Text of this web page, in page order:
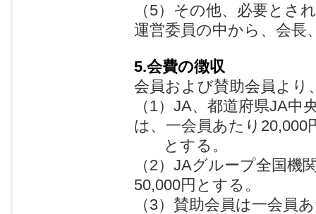
（5）その他、必要とさ
運営委員の中から、会長
5.会費の徴収
会員および賛助会員より
（1）JA、都道府県JA
は、一会員あたり20,000
とする。
（2）JAグループ全国機
50,000円とする。
（3）賛助会員は一会員